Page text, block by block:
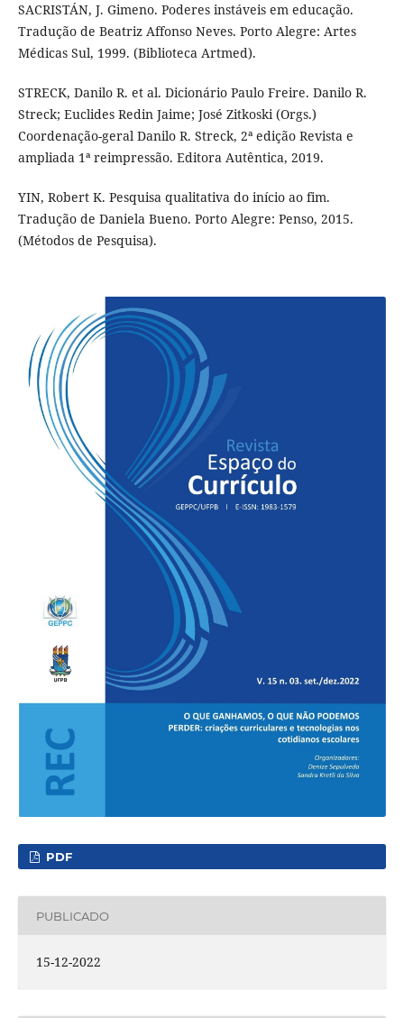
SACRISTÁN, J. Gimeno. Poderes instáveis em educação.
Tradução de Beatriz Affonso Neves. Porto Alegre: Artes
Médicas Sul, 1999. (Biblioteca Artmed).
STRECK, Danilo R. et al. Dicionário Paulo Freire. Danilo R.
Streck; Euclides Redin Jaime; José Zitkoski (Orgs.)
Coordenação-geral Danilo R. Streck, 2ª edição Revista e
ampliada 1ª reimpressão. Editora Autêntica, 2019.
YIN, Robert K. Pesquisa qualitativa do início ao fim.
Tradução de Daniela Bueno. Porto Alegre: Penso, 2015.
(Métodos de Pesquisa).
PDF
PUBLICADO
15-12-2022